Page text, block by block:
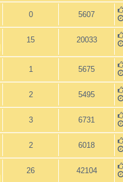
0 5607
15 20033
1 5675
2 5495
3 6731
2 6018
26 42104